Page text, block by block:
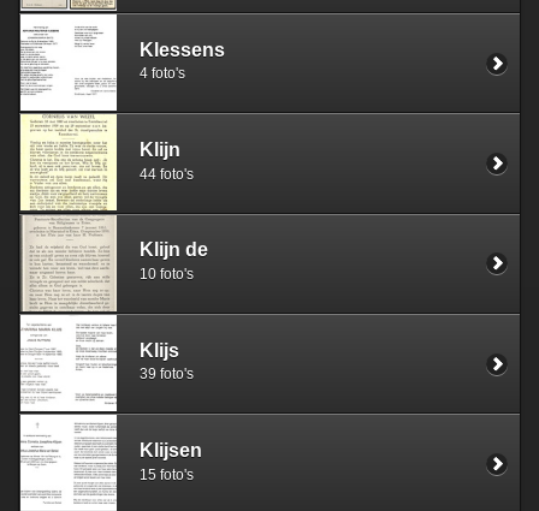
Klessens
4 foto's
Klijn
44 foto's
Klijn de
10 foto's
Klijs
39 foto's
Klijsen
15 foto's